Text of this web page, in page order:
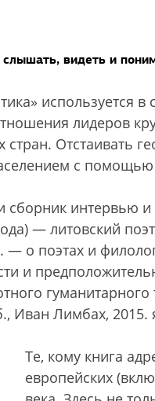
слышать, видеть и
используется
лидеров
Отстаивать
с
сборник интервью
— литовский
— о поэтах и
и
гуманитарного
Иван Лимбах, 2015.
Те, кому книга
европейских